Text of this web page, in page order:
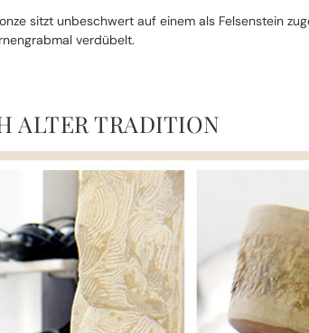
sitzt unbeschwert auf einem als Felsenstein
verdübelt.
ALTER TRADITION